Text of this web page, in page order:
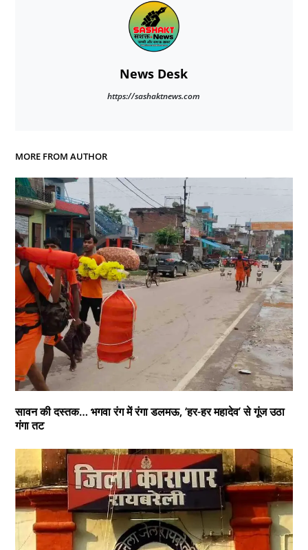
News Desk
https://sashaktnews.com
MORE FROM AUTHOR
सावन की दस्तक… भगवा रंग में रंगा डलमऊ, ‘हर-हर महादेव’ से गूंज उठा
गंगा तट